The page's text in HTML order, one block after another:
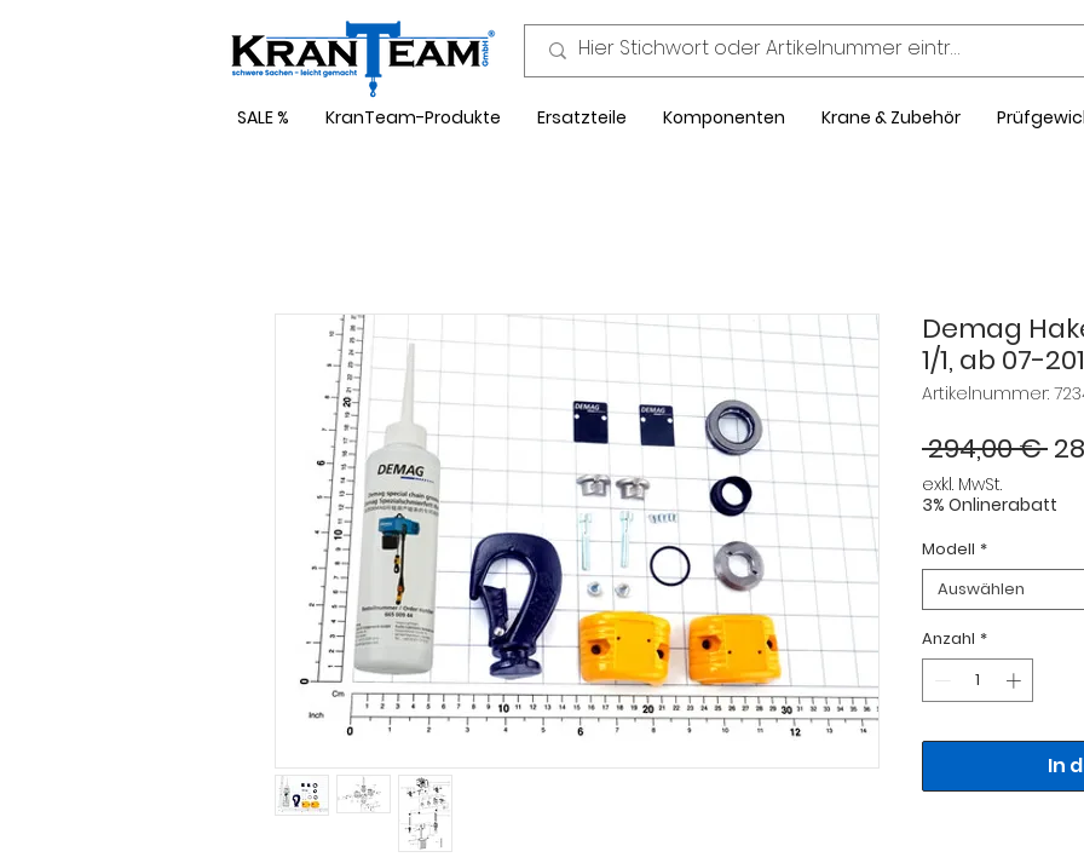
SALE % KranTeam-Produkte Ersatzteile Komponenten Krane & Zubehör
Demag
1/1, ab 07-
Artikelnummer:
294,00 €
exkl. MwSt.
3% Onlinerabatt
Modell *
Auswählen
Anzahl *
In